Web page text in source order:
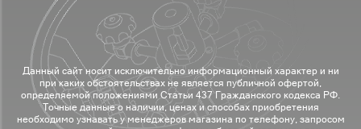
Данный сайт носит исключительно информационный характер и ни
при каких обстоятельствах не является публичной офертой,
определяемой положениями Статьи 437 Гражданского кодекса РФ.
Точные данные о наличии, ценах и способах приобретения
необходимо узнавать у менеджеров магазина по телефону, запросом